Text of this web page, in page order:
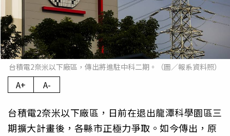
台積電2奈米以下廠區，傳出將進駐中科二期。（圖／報系資料照）
A+ A-
台積電2奈米以下廠區，日前在退出龍潭科學園區三
期擴大計畫後，各縣市正極力爭取。如今傳出，原